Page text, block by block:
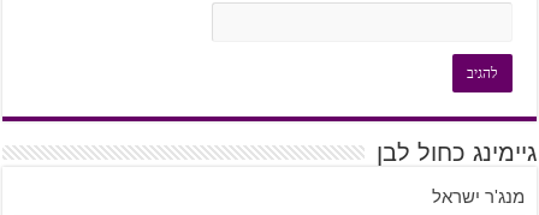
גיימינג כחול לבן
מנג'ר ישראל